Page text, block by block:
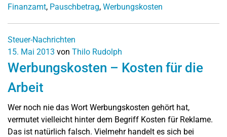
Finanzamt, Pauschbetrag, Werbungskosten
Steuer-Nachrichten
15. Mai 2013 von Thilo Rudolph
Werbungskosten – Kosten für die
Arbeit
Wer noch nie das Wort Werbungskosten gehört hat,
vermutet vielleicht hinter dem Begriff Kosten für Reklame.
Das ist natürlich falsch. Vielmehr handelt es sich bei